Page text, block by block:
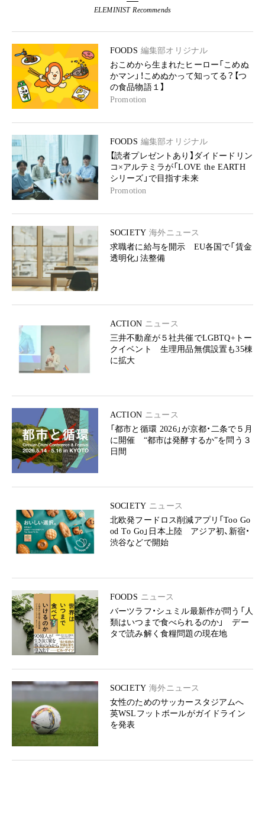
ELEMINIST Recommends
FOODS 編集部オリジナル
おこめから生まれたヒーロー「こめぬ
かマン」！こめぬかって知ってる？【つ
の食品物語１】
Promotion
FOODS 編集部オリジナル
【読者プレゼントあり】ダイドードリン
コ×アルテミラが「LOVE the EARTH
シリーズ」で目指す未来
Promotion
SOCIETY 海外ニュース
求職者に給与を開示 EU各国で「賃金
透明化」法整備
ACTION ニュース
三井不動産が５社共催でLGBTQ+トー
クイベント 生理用品無償設置も35棟
に拡大
ACTION ニュース
「都市と循環 2026」が京都・二条で５月
に開催 “都市は発酵するか”を問う３
日間
SOCIETY ニュース
北欧発フードロス削減アプリ「Too Go
od To Go」日本上陸 アジア初、新宿・
渋谷などで開始
FOODS ニュース
バーツラフ・シュミル最新作が問う「人
類はいつまで食べられるのか」 デー
タで読み解く食糧問題の現在地
SOCIETY 海外ニュース
女性のためのサッカースタジアムへ
英WSLフットボールがガイドライン
を発表